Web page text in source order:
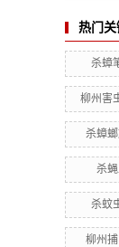
热门关
杀蟑
柳州害
杀蟑
杀
杀蚊
柳州